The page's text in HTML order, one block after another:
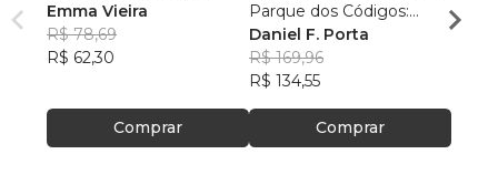
Emma Vieira
R$ 78,69
R$ 62,30
Comprar
Parque dos Códigos:
Rumo ao Desconhecido
Daniel F. Porta
R$ 169,96
R$ 134,55
Comprar
R$